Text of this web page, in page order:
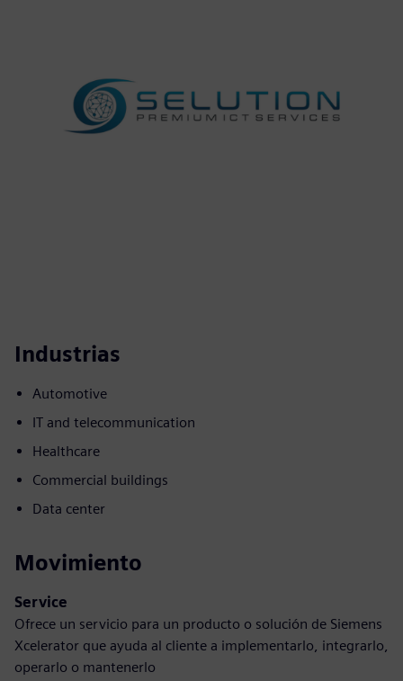
Industrias
Automotive
IT and telecommunication
Healthcare
Commercial buildings
Data center
Movimiento
Service
Ofrece un servicio para un producto o solución de Siemens
Xcelerator que ayuda al cliente a implementarlo, integrarlo,
operarlo o mantenerlo